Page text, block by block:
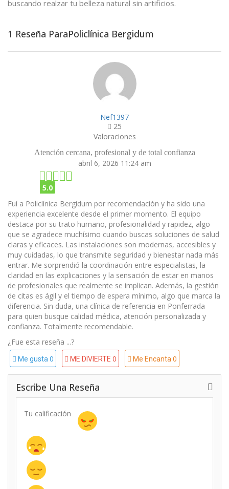
buscando realzar tu belleza natural sin artificios.
1 Reseña ParaPoliclínica Bergidum
Nef1397
25
Valoraciones
Atención cercana, profesional y de total confianza
abril 6, 2026 11:24 am
5.0
Fuí a Policlínica Bergidum por recomendación y ha sido una
experiencia excelente desde el primer momento. El equipo
destaca por su trato humano, profesionalidad y rapidez, algo
que se agradece muchísimo cuando buscas soluciones de salud
claras y eficaces. Las instalaciones son modernas, accesibles y
muy cuidadas, lo que transmite seguridad y bienestar nada más
entrar. Me sorprendió la coordinación entre especialistas, la
claridad en las explicaciones y la sensación de estar en manos
de profesionales que realmente se implican. Además, la gestión
de citas es ágil y el tiempo de espera mínimo, algo que marca la
diferencia. Sin duda, una clínica de referencia en Ponferrada
para quien busque calidad médica, atención personalizada y
confianza. Totalmente recomendable.
¿Fue esta reseña ...?
Me gusta 0 ME DIVIERTE 0 Me Encanta 0
Escribe Una Reseña
Tu calificación